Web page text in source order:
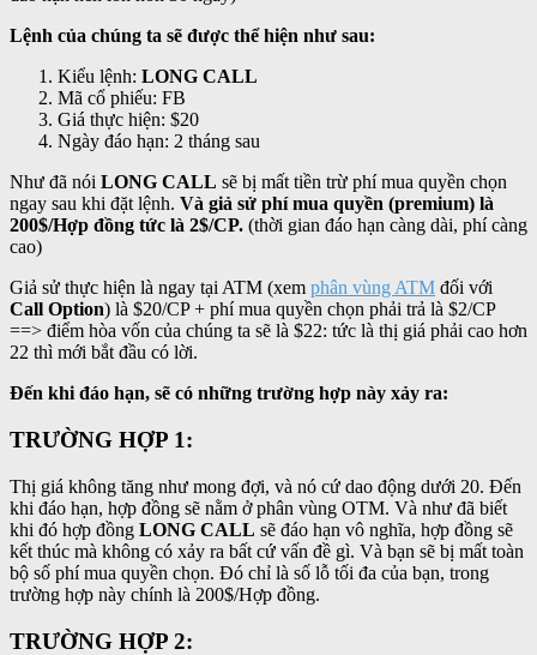
Lệnh của chúng ta sẽ được thể hiện như sau:
Kiểu lệnh: LONG CALL
Mã cổ phiếu: FB
Giá thực hiện: $20
Ngày đáo hạn: 2 tháng sau
Như đã nói LONG CALL sẽ bị mất tiền trừ phí mua quyền chọn
ngay sau khi đặt lệnh. Và giả sử phí mua quyền (premium) là
200$/Hợp đồng tức là 2$/CP. (thời gian đáo hạn càng dài, phí càng
cao)
Giả sử thực hiện là ngay tại ATM (xem phân vùng ATM đối với
Call Option) là $20/CP + phí mua quyền chọn phải trả là $2/CP
==> điểm hòa vốn của chúng ta sẽ là $22: tức là thị giá phải cao hơn
22 thì mới bắt đầu có lời.
Đến khi đáo hạn, sẽ có những trường hợp này xảy ra:
TRƯỜNG HỢP 1:
Thị giá không tăng như mong đợi, và nó cứ dao động dưới 20. Đến
khi đáo hạn, hợp đồng sẽ nằm ở phân vùng OTM. Và như đã biết
khi đó hợp đồng LONG CALL sẽ đáo hạn vô nghĩa, hợp đồng sẽ
kết thúc mà không có xảy ra bất cứ vấn đề gì. Và bạn sẽ bị mất toàn
bộ số phí mua quyền chọn. Đó chỉ là số lỗ tối đa của bạn, trong
trường hợp này chính là 200$/Hợp đồng.
TRƯỜNG HỢP 2: